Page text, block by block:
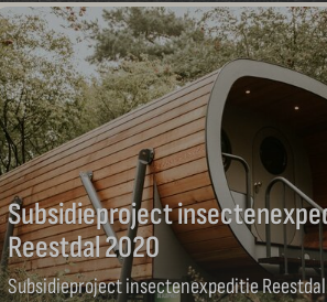
Subsidieproject
Reestdal 2020
Subsidieproject insectenexpeditie